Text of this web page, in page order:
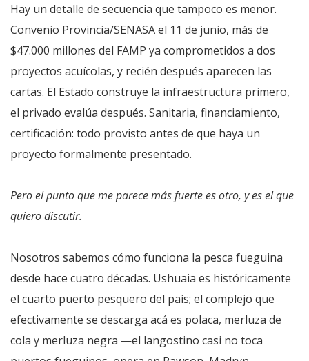
Hay un detalle de secuencia que tampoco es menor.
Convenio Provincia/SENASA el 11 de junio, más de
$47.000 millones del FAMP ya comprometidos a dos
proyectos acuícolas, y recién después aparecen las
cartas. El Estado construye la infraestructura primero,
el privado evalúa después. Sanitaria, financiamiento,
certificación: todo provisto antes de que haya un
proyecto formalmente presentado.
Pero el punto que me parece más fuerte es otro, y es el que
quiero discutir.
Nosotros sabemos cómo funciona la pesca fueguina
desde hace cuatro décadas. Ushuaia es históricamente
el cuarto puerto pesquero del país; el complejo que
efectivamente se descarga acá es polaca, merluza de
cola y merluza negra —el langostino casi no toca